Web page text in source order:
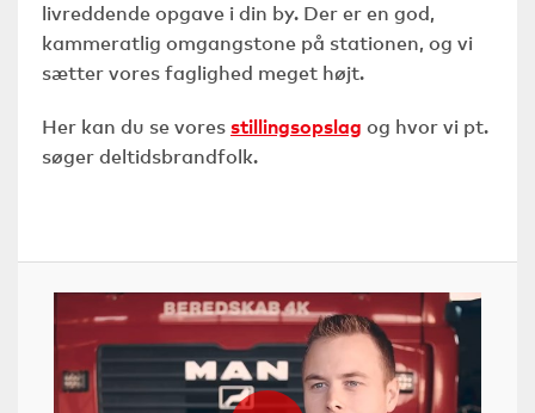
livreddende opgave i din by. Der er en god,
kammeratlig omgangstone på stationen, og vi
sætter vores faglighed meget højt.
Her kan du se vores stillingsopslag og hvor vi pt.
søger deltidsbrandfolk.